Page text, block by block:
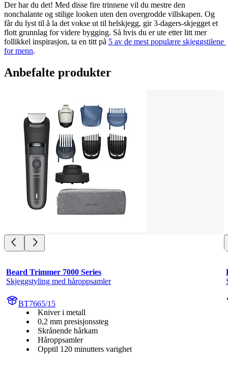
Der har du det! Med disse fire trinnene vil du mestre den
nonchalante og stilige looken uten den overgrodde villskapen. Og
får du lyst til å la det vokse ut til helskjegg, gir 3-dagers-skjegget et
flott grunnlag for videre bygging. Så hvis du er ute etter litt mer
follikkel inspirasjon, ta en titt på 5 av de mest populære skjeggstilene
for menn.
Anbefalte produkter
Beard Trimmer 7000 Series
Skjeggstyling med håroppsamler
BT7665/15
Kniver i metall
0,2 mm presisjonssteg
Skrånende hårkam
Håroppsamler
Opptil 120 minutters varighet